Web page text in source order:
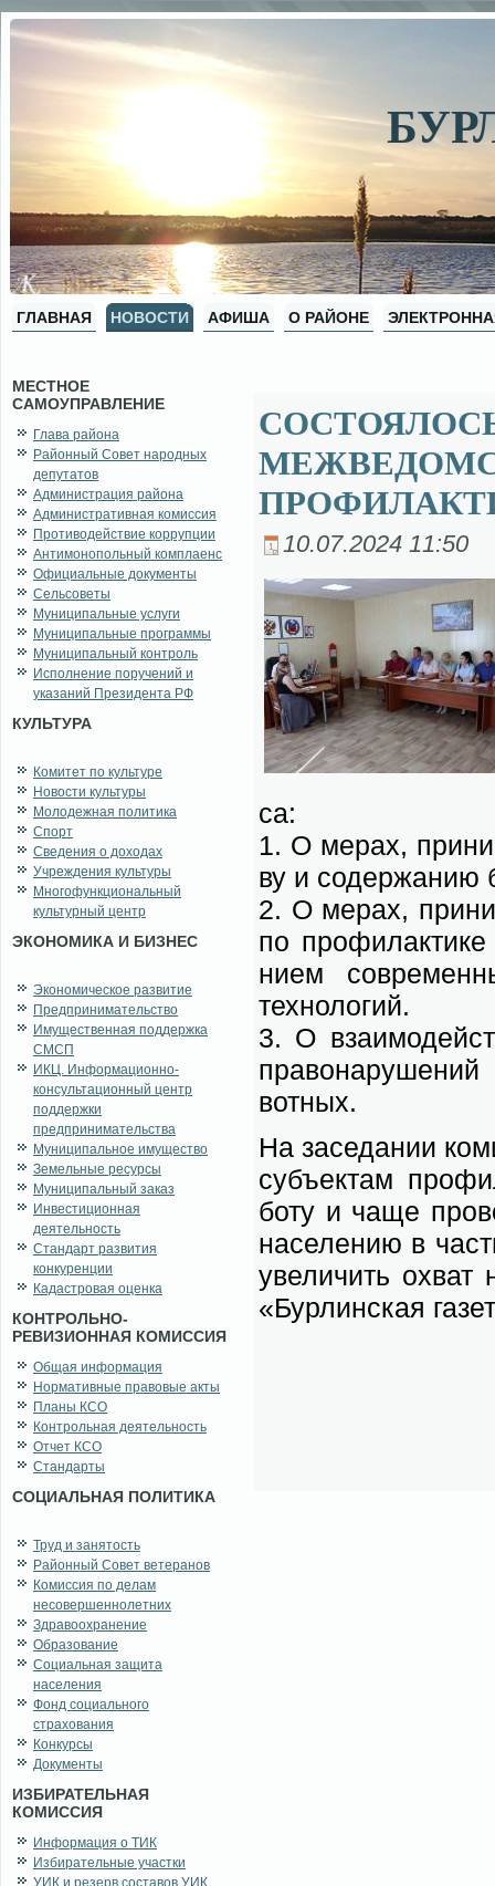
ГЛАВНАЯ НОВОСТИ АФИША О РАЙОНЕ
МЕСТНОЕ
САМОУПРАВЛЕНИЕ
Глава района
Районный Совет народных
депутатов
Администрация района
Административная комиссия
Противодействие коррупции
Антимонопольный комплаенс
Официальные документы
Сельсоветы
Муниципальные услуги
Муниципальные программы
Муниципальный контроль
Исполнение поручений и
указаний Президента РФ
КУЛЬТУРА
Комитет по культуре
Новости культуры
Молодежная политика
Спорт
Сведения о доходах
Учреждения культуры
Многофункциональный
культурный центр
ЭКОНОМИКА И БИЗНЕС
Экономическое развитие
Предпринимательство
Имущественная поддержка
СМСП
ИКЦ. Информационно-
консультационный центр
поддержки
предпринимательства
Муниципальное имущество
Земельные ресурсы
Муниципальный заказ
Инвестиционная
деятельность
Стандарт развития
конкуренции
Кадастровая оценка
КОНТРОЛЬНО-
РЕВИЗИОННАЯ КОМИССИЯ
Общая информация
Нормативные правовые акты
Планы КСО
Контрольная деятельность
Отчет КСО
Стандарты
СОЦИАЛЬНАЯ ПОЛИТИКА
Труд и занятость
Районный Совет ветеранов
Комиссия по делам
несовершеннолетних
Здравоохранение
Образование
Социальная защита
населения
Фонд социального
страхования
Конкурсы
Документы
ИЗБИРАТЕЛЬНАЯ
КОМИССИЯ
Информация о ТИК
Избирательные участки
УИК и резерв составов УИК
10.07.2024 11:50
са:
1. О ме­рах,
ву и со­дер­жа­нию
2. О ме­рах,
по
ни­ем
тех­но­ло­гий.
3. О
вот­ных.
На за­се­да­нии
субъ­ек­там
бо­ту и ча­ще
на­се­ле­нию в
уве­ли­чить охват
«Бур­лин­ская